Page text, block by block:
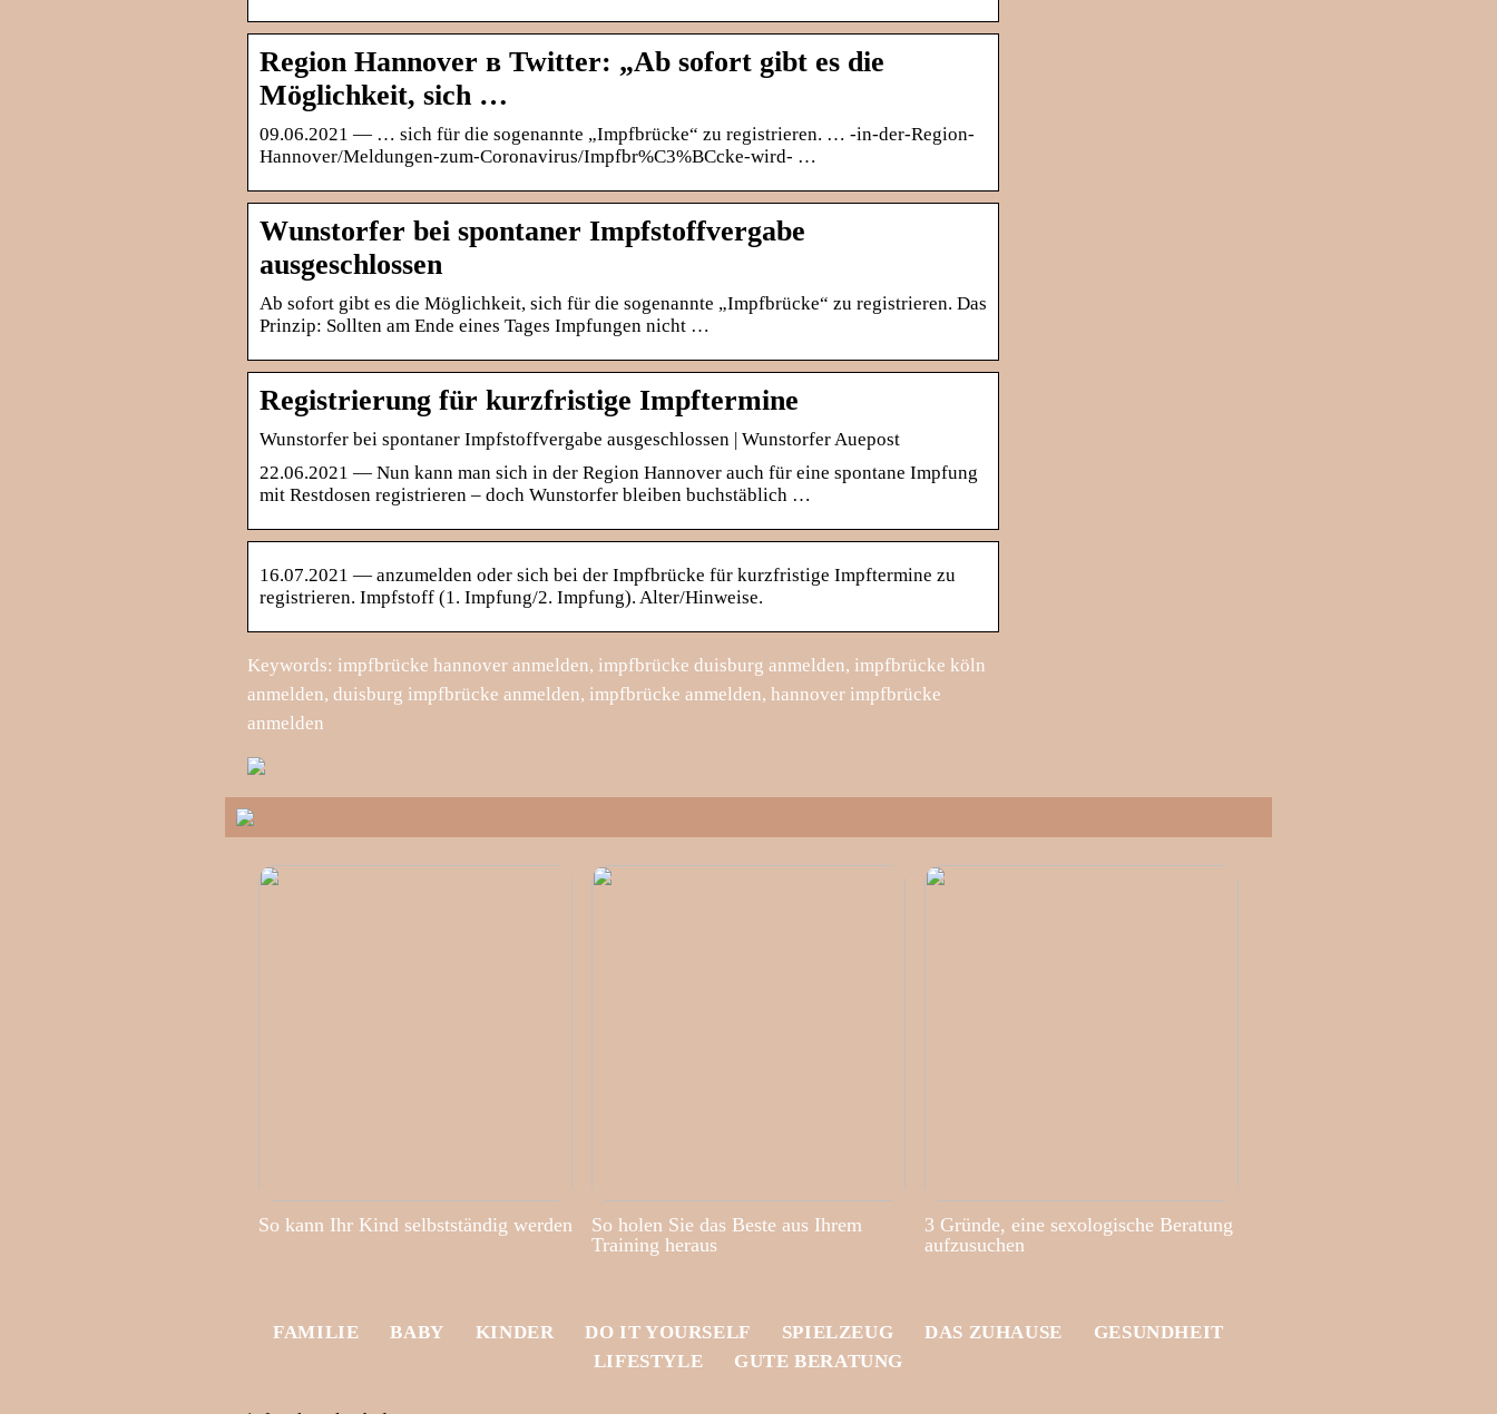
Region Hannover в Twitter: „Ab sofort gibt es die
Möglichkeit, sich …
09.06.2021 — … sich für die sogenannte „Impfbrücke“ zu registrieren. … -in-der-Region-
Hannover/Meldungen-zum-Coronavirus/Impfbr%C3%BCcke-wird- …
Wunstorfer bei spontaner Impfstoffvergabe
ausgeschlossen
Ab sofort gibt es die Möglichkeit, sich für die sogenannte „Impfbrücke“ zu registrieren. Das
Prinzip: Sollten am Ende eines Tages Impfungen nicht …
Registrierung für kurzfristige Impftermine
Wunstorfer bei spontaner Impfstoffvergabe ausgeschlossen | Wunstorfer Auepost
22.06.2021 — Nun kann man sich in der Region Hannover auch für eine spontane Impfung
mit Restdosen registrieren – doch Wunstorfer bleiben buchstäblich …
16.07.2021 — anzumelden oder sich bei der Impfbrücke für kurzfristige Impftermine zu
registrieren. Impfstoff (1. Impfung/2. Impfung). Alter/Hinweise.
Keywords: impfbrücke hannover anmelden, impfbrücke duisburg anmelden, impfbrücke köln
anmelden, duisburg impfbrücke anmelden, impfbrücke anmelden, hannover impfbrücke
anmelden
So kann Ihr Kind selbstständig werden
So holen Sie das Beste aus Ihrem
Training heraus
3 Gründe, eine sexologische Beratung
aufzusuchen
FAMILIE BABY KINDER DO IT YOURSELF SPIELZEUG DAS ZUHAUSE
GESUNDHEIT
LIFESTYLE
GUTE BERATUNG